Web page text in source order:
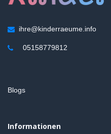
ihre@kinderraeume.info
05158779812
Blogs
Informationen